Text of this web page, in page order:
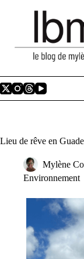
Lieu de rêve en
Mylène
Environnement